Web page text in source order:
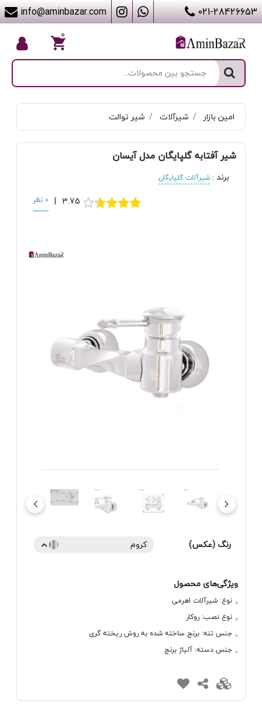
info@aminbazar.com 021-28426653
۰
امین بازار شیرآلات شیر توالت
شیر آفتابه گلپایگان مدل آیسان
برند :شیرآلات گلپایگان
3.75
| 0 نظر
رنگ (عکس) کروم
ویژگی‌های محصول
نوع:شیرآلات اهرمی
نوع نصب:روکار
جنس تنه:برنج ساخته شده به روش ریخته گری
جنس دسته:آلیاژ برنج